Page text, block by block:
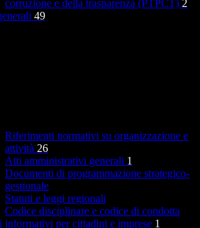
corruzione e della trasparenza (PTPCT) 2
49
Riferimenti normativi su organizzazione e
attività 26
Atti amministrativi generali 1
Documenti di programmazione strategico-
gestionale
Statuti e leggi regionali
Codice disciplinare e codice di condotta
informativi per cittadini e imprese 1